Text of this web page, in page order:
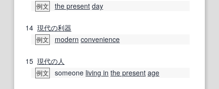
例文 the present day
14 現代の利器
例文 modern convenience
15 現代の人
例文 someone living in the present age